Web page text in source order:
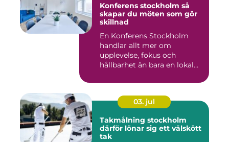
Konferens stockholm så
skapar du möten som gör
skillnad
En Konferens Stockholm
handlar allt mer om
upplevelse, fokus och
hållbarhet än bara en lokal
03. jul
Takmålning stockholm
därför lönar sig ett välskött
tak